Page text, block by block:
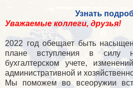
Узнать
Уважаемые коллеги, друзья!
2022 год обещает быть
плане вступления в силу
бухгалтерском учете,
административной и
Мы поможем во всеоружии